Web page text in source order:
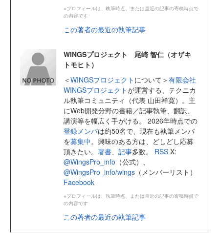
※プロフィールは、執筆時点、または直近の記事の寄稿時点で
の内容です
この著者の最近の執筆記事
WINGSプロジェクト 尾崎 智仁（オザキ
トモヒト）
＜WINGSプロジェクト について＞有限会社
WINGSプロジェクトが運営する、テクニカ
ル執筆コミュニティ（代表 山田祥寛）。主
にWeb開発分野の書籍／記事執筆、翻訳、
講演等を幅広く手がける。 2026年時点での
登録メンバは約50名で、現在も執筆メンバ
を募集中。興味のある方は、どしどし応募
頂きたい。 著書 記事多数。 RSS X:
@WingsPro_info （公式）、
@WingsPro_info/wings （メンバーリスト）
Facebook
※プロフィールは、執筆時点、または直近の記事の寄稿時点で
の内容です
この著者の最近の執筆記事